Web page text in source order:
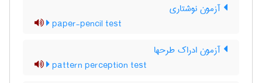
آزمون نوشتاری
paper-pencil test
آزمون ادراک طرحها
pattern perception test